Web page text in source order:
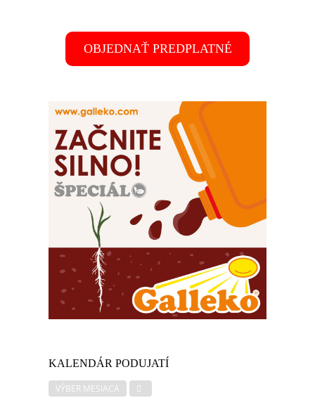
OBJEDNAŤ PREDPLATNÉ
KALENDÁR PODUJATÍ
VÝBER MESIACA